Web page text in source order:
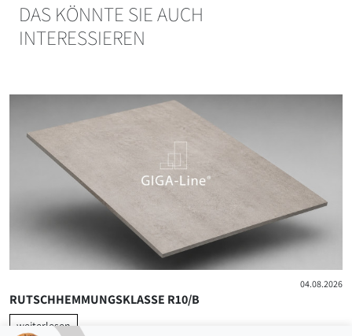
DAS KÖNNTE SIE AUCH
INTERESSIEREN
04.08.2026
RUTSCHHEMMUNGSKLASSE R10/B
weiterlesen